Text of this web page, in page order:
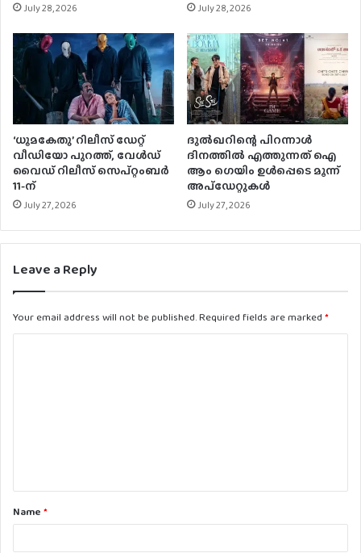
July 28, 2026 July 28, 2026
‘ധൂമകേതു’ റിലീസ് ഡേറ്റ്
വീഡിയോ പുറത്ത്, വേള്‍ഡ്
വൈഡ് റിലീസ് സെപ്റ്റംബര്‍
11-ന്
July 27, 2026
ദുൽഖറിന്റെ പിറന്നാൾ
ദിനത്തിൽ എത്തുന്നത് ഐ
ആം ഗെയിം ഉൾപ്പെടെ മൂന്ന്
അപ്‌ഡേറ്റുകൾ
July 27, 2026
Leave a Reply
Your email address will not be published.Required fields are marked *
t
*Name *